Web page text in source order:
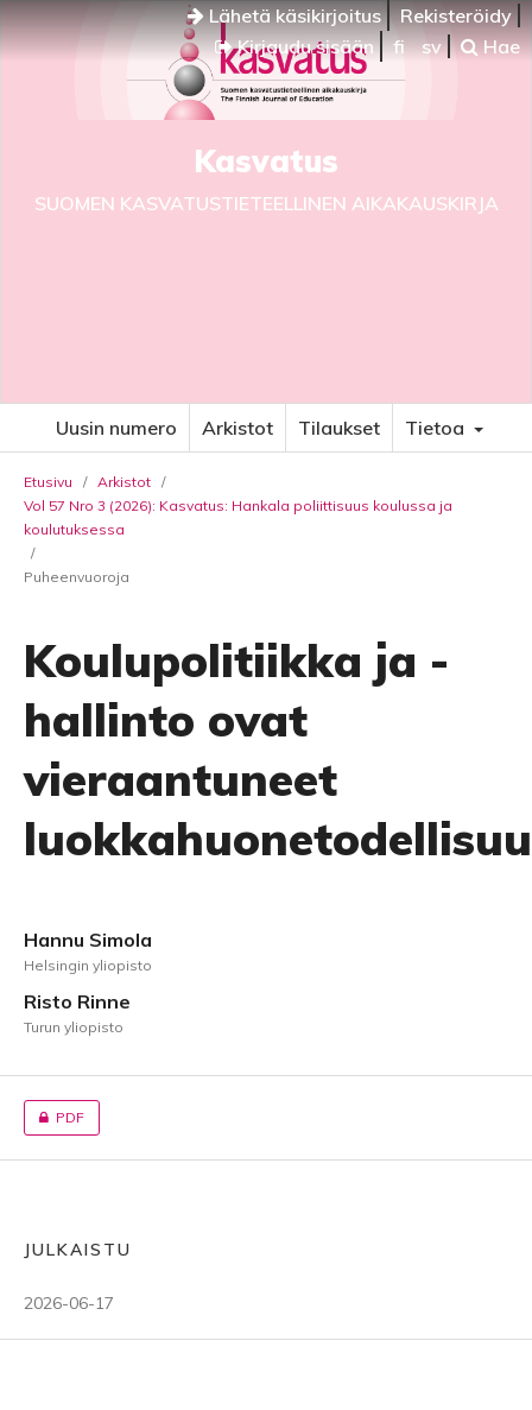
Lähetä käsikirjoitus
Rekisteröidy
Kirjaudu sisään
fi sv Hae
Kasvatus
SUOMEN KASVATUSTIETEELLINEN AIKAKAUSKIRJA
Uusin numero Arkistot Tilaukset Tietoa
Etusivu / Arkistot /
Vol 57 Nro 3 (2026): Kasvatus: Hankala poliittisuus koulussa ja
koulutuksessa
/
Puheenvuoroja
Koulupolitiikka ja -
hallinto ovat
vieraantuneet
Hannu Simola
Helsingin yliopisto
Risto Rinne
Turun yliopisto
PDF
JULKAISTU
2026-06-17